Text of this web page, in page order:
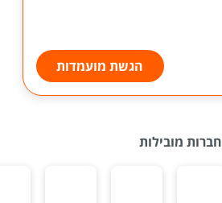
הגשת מועמדות
חברות מובילות